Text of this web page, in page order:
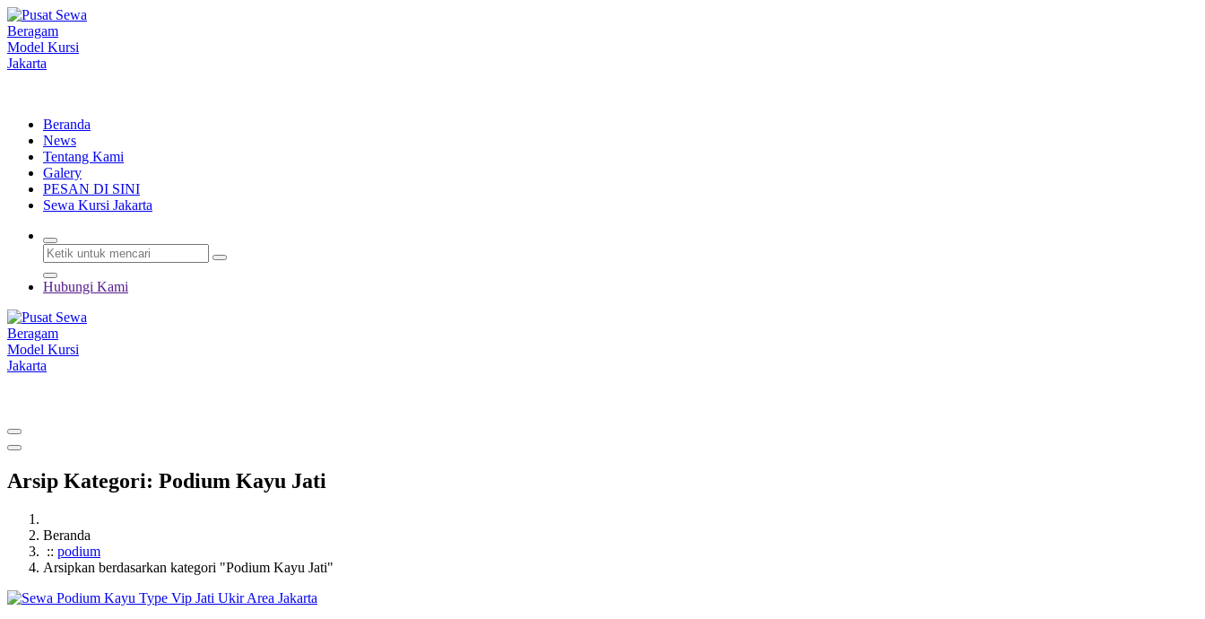
Lewati
ke
konten
Beranda
News
Tentang Kami
Galery
PESAN DI SINI
Sewa Kursi Jakarta
Hubungi Kami
Arsip Kategori: Podium Kayu Jati
Beranda
:: podium
Arsipkan berdasarkan kategori "Podium Kayu Jati"